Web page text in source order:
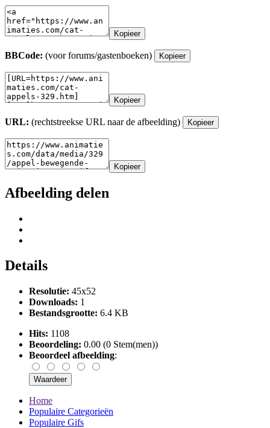
Kopieer
BBCode: (voor forums/gastenboeken) Kopieer
Kopieer
URL: (rechtstreekse URL naar de afbeelding) Kopieer
Kopieer
Afbeelding delen
Details
Resolutie: 45x52
Downloads: 1
Bestandsgrootte: 6.4 KB
Hits: 1108
Beoordeling: 0.00 (0 Stem(men))
Beoordeel afbeelding:
Home
Populaire Categorieën
Populaire Gifs